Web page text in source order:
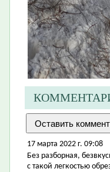
17 марта 2022 г. 09:08
Без разборная,
с такой легкостью